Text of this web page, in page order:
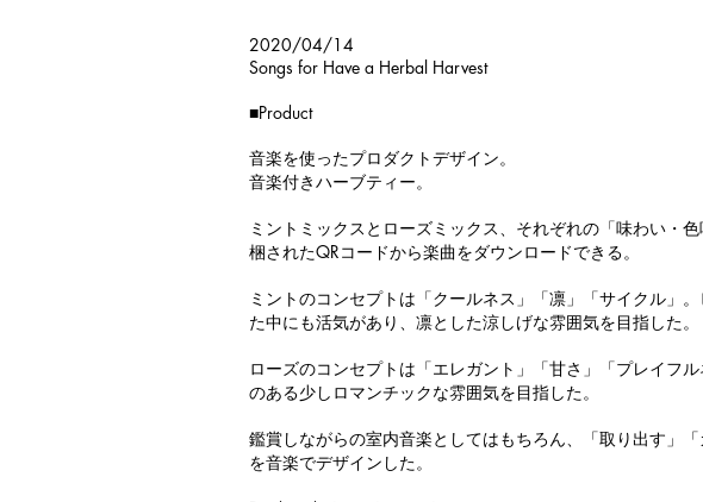
2020/04/14
Songs for Have a Herbal Harvest
■Product
​​音楽を使ったプロダクトデザイン。
音楽付きハーブティー。
ミントミックスとローズミックス、それぞれの「味わい・
梱されたQRコードから楽曲をダウンロードできる。
ミントのコンセプトは「クールネス」「凛」「サイクル」
た中にも活気があり、凛とした涼しげな雰囲気を目指した。
ローズのコンセプトは「エレガント」「甘さ」「プレイフ
のある少しロマンチックな雰囲気を目指した。
鑑賞しながらの室内音楽としてはもちろん、「取り出す」
を音楽でデザインした。